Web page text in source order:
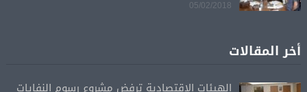
05/02/2018
أخر المقالات
الهيئات الاقتصادية ترفض مشروع رسوم النفايات